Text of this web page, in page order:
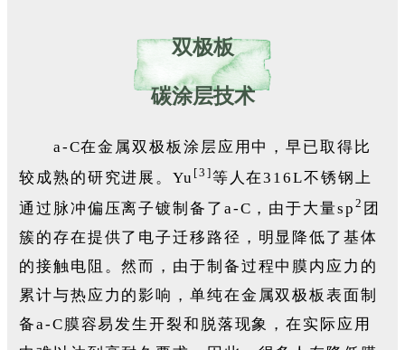
双极板
碳涂层技术
a-C在金属双极板涂层应用中，早已取得比
较成熟的研究进展。Yu [3]等人在316L不锈钢上
通过脉冲偏压离子镀制备了a-C，由于大量sp 2 团
簇的存在提供了电子迁移路径，明显降低了基体
的接触电阻。然而，由于制备过程中膜内应力的
累计与热应力的影响，单纯在金属双极板表面制
备a-C膜容易发生开裂和脱落现象，在实际应用